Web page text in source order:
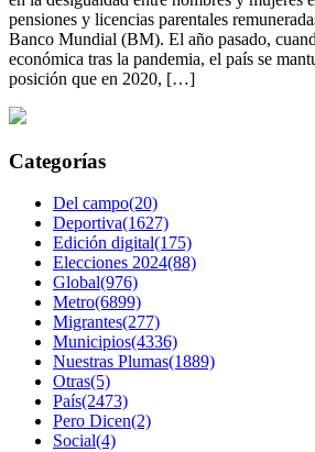
pensiones y licencias parentales
Banco Mundial (BM). El año pasado,
económica tras la pandemia, el país se
posición que en 2020, […]
Categorías
Del campo(20)
Deportiva(1627)
Edición digital(175)
Elecciones 2024(88)
Global(976)
Metro(6899)
Migrantes(277)
Municipios(4336)
Nuestras Plumas(1889)
Otras(5)
País(2473)
Pero Dicen(2)
Social(4)